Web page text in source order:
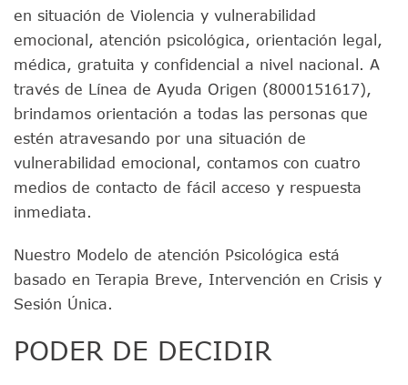
en situación de Violencia y vulnerabilidad
emocional, atención psicológica, orientación legal,
médica, gratuita y confidencial a nivel nacional. A
través de Línea de Ayuda Origen (8000151617),
brindamos orientación a todas las personas que
estén atravesando por una situación de
vulnerabilidad emocional, contamos con cuatro
medios de contacto de fácil acceso y respuesta
inmediata.
Nuestro Modelo de atención Psicológica está
basado en Terapia Breve, Intervención en Crisis y
Sesión Única.
PODER DE DECIDIR